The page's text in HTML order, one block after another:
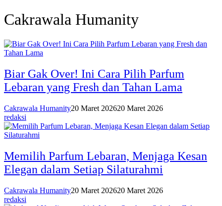
Cakrawala Humanity
Biar Gak Over! Ini Cara Pilih Parfum
Lebaran yang Fresh dan Tahan Lama
Cakrawala Humanity20 Maret 202620 Maret 2026
redaksi
Memilih Parfum Lebaran, Menjaga Kesan
Elegan dalam Setiap Silaturahmi
Cakrawala Humanity20 Maret 202620 Maret 2026
redaksi